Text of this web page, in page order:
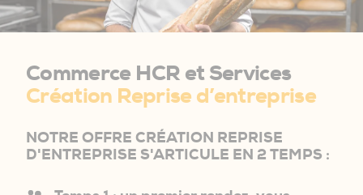
Commerce HCR et Services
Création Reprise d’entreprise
NOTRE OFFRE CRÉATION REPRISE
D'ENTREPRISE S'ARTICULE EN 2 TEMPS :